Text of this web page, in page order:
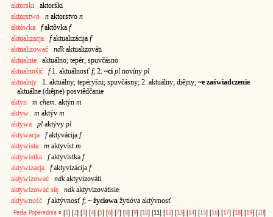
aktorski aktorśki
aktorstwo
n aktorstvo n
aktówka
faktôvka f
aktualizacja
faktualizácija f
aktualizować
ndkaktualizováti
aktualnie aktuálno; tepér; spuvčásno
aktualnoś|ć
f1. aktuálnosť f; 2. ~ci pl novíny pl
aktualn|y 1. aktuálny; tepéryšni; spuvčásny; 2. aktuálny; diêjny; ~e zaświadczenie
aktuálne (diêjne) posviêdčanie
aktyn
m chem. aktýn m
aktyw
m aktýv m
aktywa
pl aktývy pl
aktywacja
faktyvácija f
aktywista
m aktyvíst m
aktywistka
faktyvístka f
aktywizacja
faktyvizácija f
aktywizować
ndkaktyvizováti
aktywizować się
ndkaktyvizovátisie
aktywność
faktývnosť f; ~ życiowa žytióva aktývnosť
Perša Poperednia « [1] [2] [3] [4] [5] [6] [7] [8] [9] [10] [11] [12] [13] [14] [15] [16] [17] [18] [19] [20]